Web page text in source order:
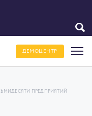
ДЕМОЦЕНТР
ПРЕДПРИЯТИЙ